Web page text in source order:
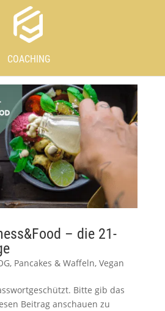
COACHING
– die 21-
, Pancakes & Waffeln, Vegan
Bitte gib das
Beitrag anschauen zu